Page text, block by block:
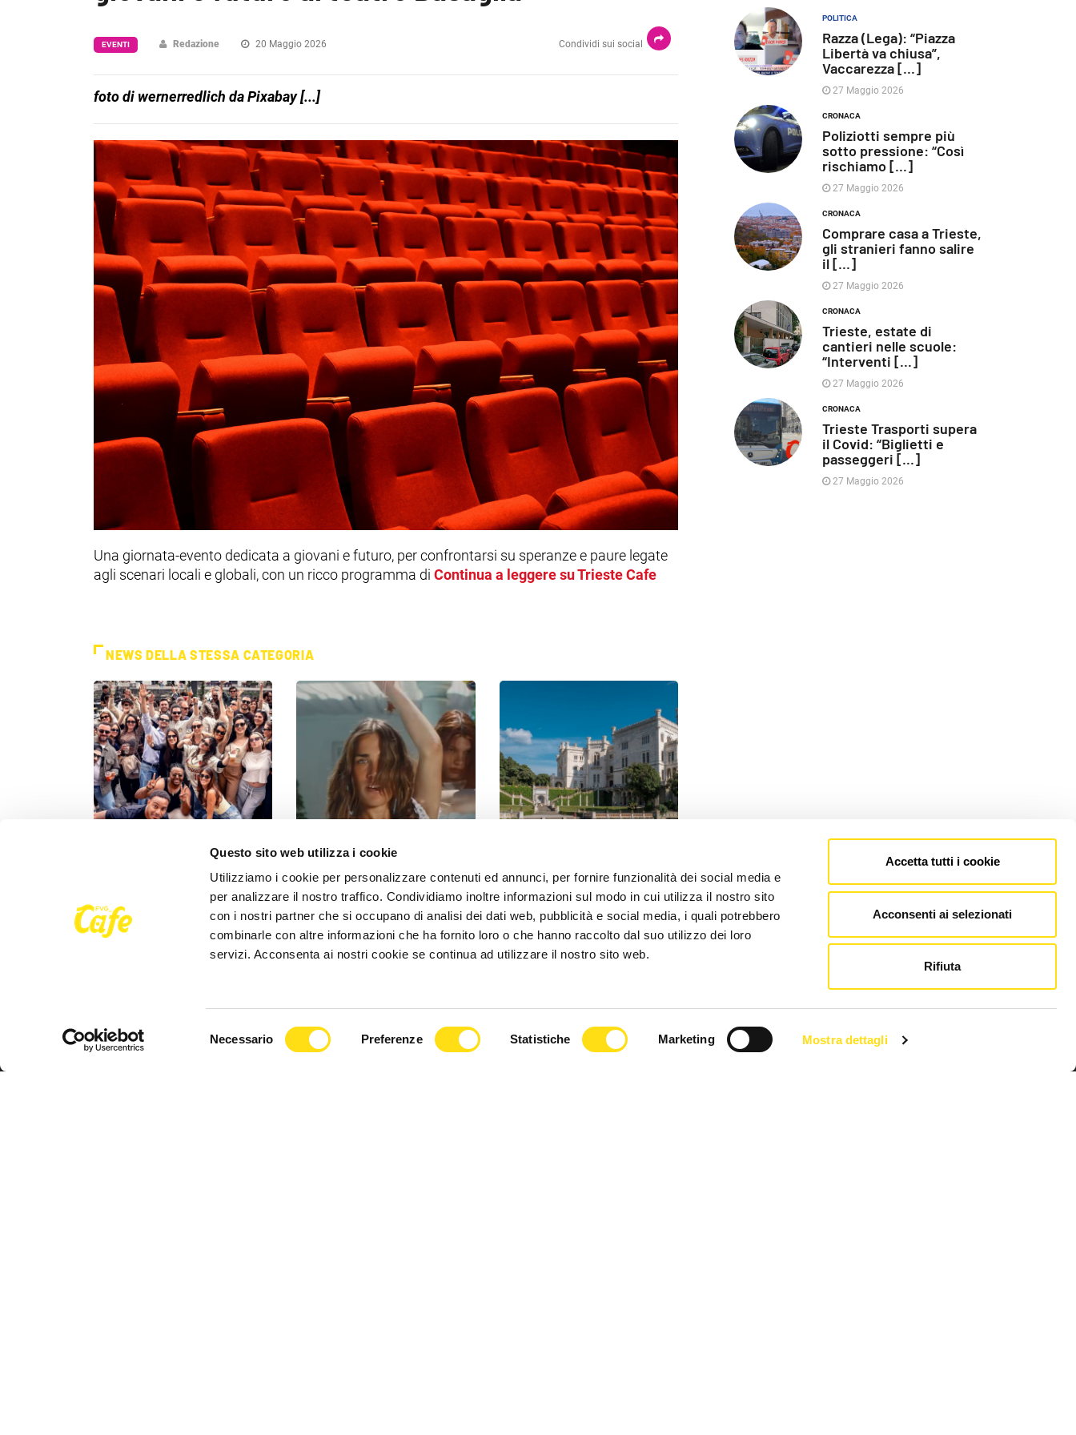
Questo sito web utilizza i cookie
Utilizziamo i cookie per personalizzare contenuti ed annunci, per fornire funzionalità dei social media e
per analizzare il nostro traffico. Condividiamo inoltre informazioni sul modo in cui utilizza il nostro sito
con i nostri partner che si occupano di analisi dei dati web, pubblicità e social media, i quali potrebbero
combinarle con altre informazioni che ha fornito loro o che hanno raccolto dal suo utilizzo dei loro
servizi. Acconsenta ai nostri cookie se continua ad utilizzare il nostro sito web.
Necessario Preferenze Statistiche Marketing Mostra dettagli
Accetta tutti i cookie
Acconsenti ai selezionati
Rifiuta
Condividi sui social
EVENTI Redazione 20 Maggio 2026
foto di wernerredlich da Pixabay [...]
Una giornata-evento dedicata a giovani e futuro, per confrontarsi su speranze e paure legate
agli scenari locali e globali, con un ricco programma di Continua a leggere su Trieste Cafe
NEWS DELLA STESSA CATEGORIA
Trieste si sveglia a ritmo di
musica: domenica torna il
Morning Club in piazza [...]
Clara porta il suo pop tra le
mura della storia: l’11 luglio il
concerto al [...]
"Il Rossetti a Miramare", le
collezioni egizie di
Massimiliano ispirano [...]
POLITICA
Razza (Lega): “Piazza
Libertà va chiusa”,
Vaccarezza [...]
27 Maggio 2026
CRONACA
Poliziotti sempre più
sotto pressione: “Così
rischiamo [...]
27 Maggio 2026
CRONACA
Comprare casa a Trieste,
gli stranieri fanno salire
il [...]
27 Maggio 2026
CRONACA
Trieste, estate di
cantieri nelle scuole:
“Interventi [...]
27 Maggio 2026
CRONACA
Trieste Trasporti supera
il Covid: “Biglietti e
passeggeri [...]
27 Maggio 2026